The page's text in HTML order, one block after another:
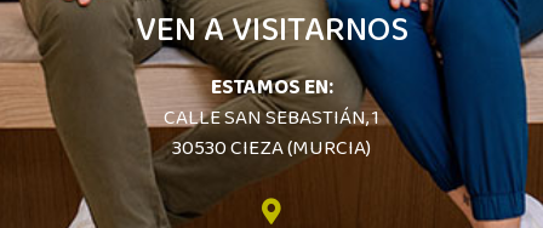
VEN A VISITARNOS
ESTAMOS EN:
CALLE SAN SEBASTIÁN, 1
30530 CIEZA (MURCIA)